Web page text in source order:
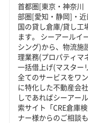
首都圏[東京・神奈川
部圏[愛知・静岡]・
国の貸し倉庫/貸し工
ます。 シーアールイ
シング)から、物流施
理業務(プロパティマ
一括借上げ(マスター
全てのサービスをワ
に特化した不動産会
しであればシーアー
索サイト「CRE倉庫
ナー様からのご相談